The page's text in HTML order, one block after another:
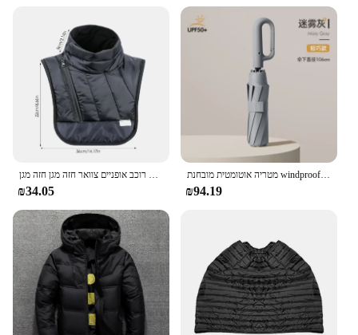
חורף שמירה על צוואר חם צעיף אופנוע רוכב אופניים צוואר חזה מגן חזה מגן winding מצעיף חום צעיף אופניים
₪34.05
מטריה אוטומטית מובחנת windproof windproof windowluge train גג מגן גדול לנשים
₪94.19